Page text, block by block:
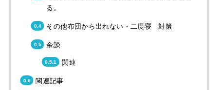
る。
その他布団から出れない・二度寝 対策
余談
関連
関連記事